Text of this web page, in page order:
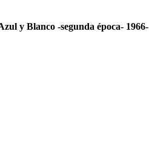
y Blanco -segunda época- 1966-